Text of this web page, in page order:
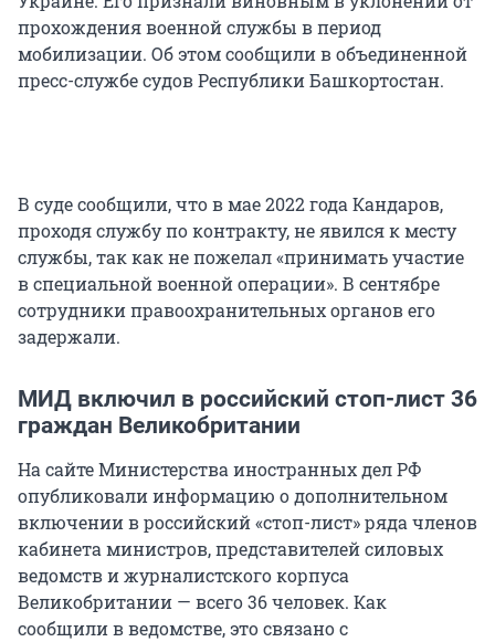
прохождения военной службы в период
мобилизации. Об этом сообщили в объединенной
пресс-службе судов Республики Башкортостан.
В суде сообщили, что в мае 2022 года Кандаров,
проходя службу по контракту, не явился к месту
службы, так как не пожелал «принимать участие
в специальной военной операции». В сентябре
сотрудники правоохранительных органов его
задержали.
МИД включил в российский стоп-лист 36
граждан Великобритании
На сайте Министерства иностранных дел РФ
опубликовали информацию о дополнительном
включении в российский «стоп-лист» ряда членов
кабинета министров, представителей силовых
ведомств и журналистского корпуса
Великобритании — всего 36 человек. Как
сообщили в ведомстве, это связано с